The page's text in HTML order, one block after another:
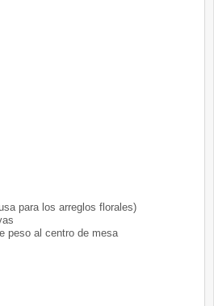
para los arreglos florales)
peso al centro de mesa